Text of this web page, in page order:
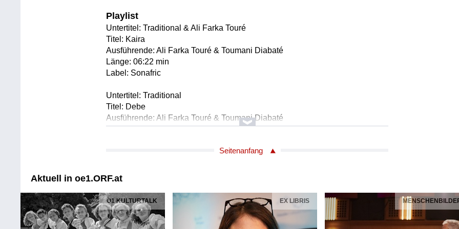
Playlist
Untertitel: Traditional & Ali Farka Touré
Titel: Kaira
Ausführende: Ali Farka Touré & Toumani Diabaté
Länge: 06:22 min
Label: Sonafric
Untertitel: Traditional
Titel: Debe
Ausführende: Ali Farka Touré & Toumani Diabaté
Länge: 04:53 min
Sharp
Ausführende: Youssou N'Dour (feat. Neneh Cherry)
Länge: 05:05 min
Label: Chaos
Seitenanfang
Aktuell in oe1.ORF.at
Ö1 KULTURTALK EX LIBRIS